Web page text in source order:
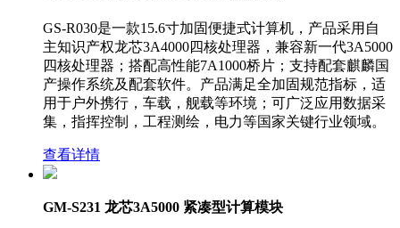
GS-R030是一款15.6寸加固便捷式计算机，产品采用自
主知识产权龙芯3A4000四核处理器，兼容新一代3A5000
四核处理器；搭配高性能7A1000桥片；支持配套麒麟国
产操作系统及配套软件。产品满足全加固规范指标，适
用于户外携行，车载，舰载等环境；可广泛应用数据采
集，指挥控制，工程测绘，电力等国家关键行业领域。
查看详情
GM-S231 龙芯3A5000 紧凑型计算模块